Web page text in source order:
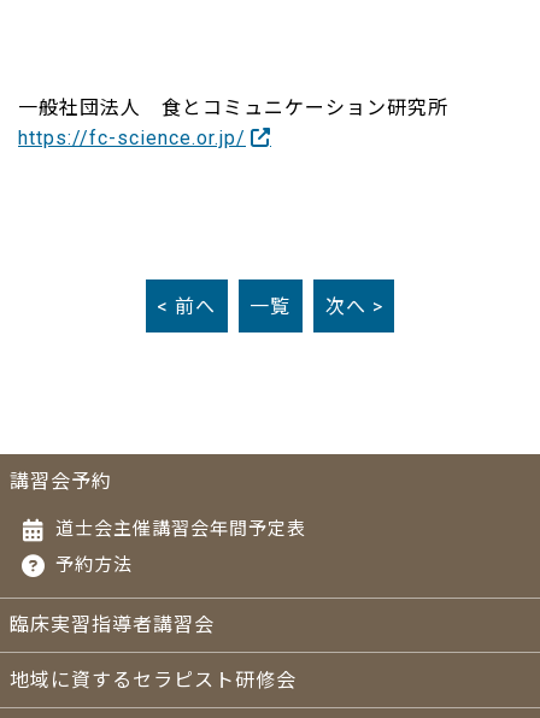
一般社団法人 食とコミュニケーション研究所
https://fc-science.or.jp/
< 前へ 一覧 次へ >
講習会予約
道士会主催講習会年間予定表
予約方法
臨床実習指導者講習会
地域に資するセラピスト研修会